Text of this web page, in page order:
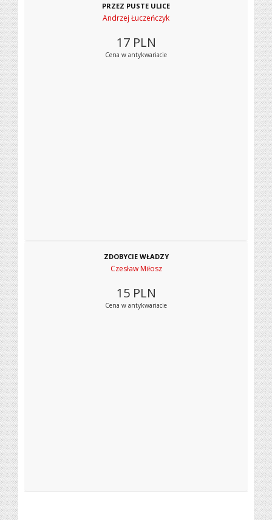
PRZEZ PUSTE ULICE
Andrzej Łuczeńczyk
17 PLN
Cena w antykwariacie
ZDOBYCIE WŁADZY
Czesław Miłosz
15 PLN
Cena w antykwariacie